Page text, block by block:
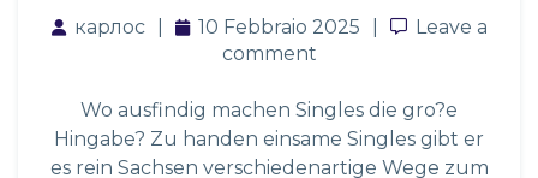
карлос 10 Febbraio 2025 Leave a
Leave a
comment
Wo ausfindig machen Singles die gro?e
Hingabe? Zu handen einsame Singles gibt er
es rein Sachsen verschiedenartige Wege zum